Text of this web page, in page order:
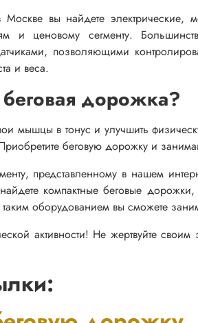
Москве вы найдете
и ценовому сегменту.
позволяющими
и веса.
дорожка?
мышцы в тонус и улучшить
беговую дорожку и
представленному в нашем
компактные беговые
оборудованием вы сможете
активности! Не жертвуйте